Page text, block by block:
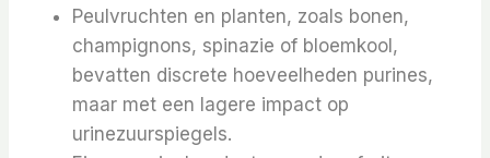
Peulvruchten en planten, zoals bonen,
champignons, spinazie of bloemkool,
bevatten discrete hoeveelheden purines,
maar met een lagere impact op
urinezuurspiegels.